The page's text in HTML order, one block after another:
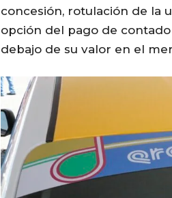
concesión, rotulación de la
opción del pago de
debajo de su valor en el